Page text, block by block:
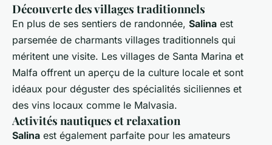
Découverte des villages traditionnels
En plus de ses sentiers de randonnée, Salina est
parsemée de charmants villages traditionnels qui
méritent une visite. Les villages de Santa Marina et
Malfa offrent un aperçu de la culture locale et sont
idéaux pour déguster des spécialités siciliennes et
des vins locaux comme le Malvasia.
Activités nautiques et relaxation
Salina est également parfaite pour les amateurs